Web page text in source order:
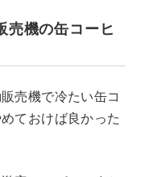
売機の缶コーヒ
売機で冷たい缶コ
ておけば良かった